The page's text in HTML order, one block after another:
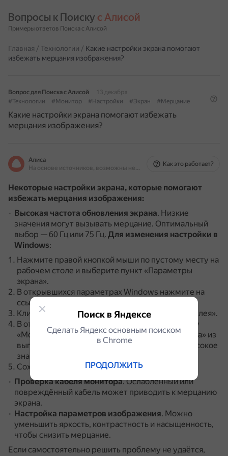
Вопросы к Поиску с Алисой
Примеры ответов Поиска с Алисой
Главная / Технологии / Какие настройки экрана помогают
избежать мерцания изображения?
Вопрос для Поиска с Алисой
13 декабря
#Технологии
#Монитор #Настройки #Экран #Мерцание
Какие настройки экрана помогают избежать
мерцания изображения?
Алиса
На основе источников, возможны неточности
Как это работает?
Некоторые настройки экрана, которые помогают
избежать мерцания изображения:
Высокая частота обновления экрана. Низкие
значения могут вызывать мерцание. Оптимальный
выбор — 60 Гц или 75 Гц. Для изменения настройки в
Windows:
Нажмите правой кнопкой мыши по пустому месту на
рабочем столе и выберите пункт «Параметры
экрана».
В открывшихся параметрах Windows нажмите на
ссылку «Дополнительные параметры дисплея».
Кликните на «Свойства видеоадаптера для дисплея».
В открывшемся окне переключитесь на вкладку
«Монитор» и в поле «Частота обновления экрана» из
выпадающего меню выберите максимально высокое
значение.
Сохраните изменения на «ОК».
Проверка кабеля монитора.Ослабленный или
повреждённый кабель может приводить к мерцанию
экрана.
Настройка параметров изображения. Можно
уменьшить яркость, контрастность и насыщенность,
чтобы снизить мерцание.
Если самостоятельно решить проблему не удаётся,
Поиск в Яндексе
Сделать Яндекс основным поиском
в Сhrome
ПРОДОЛЖИТЬ